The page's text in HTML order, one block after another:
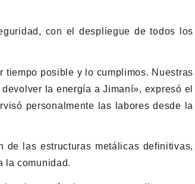
con el despliegue de todos los
tiempo posible y lo cumplimos. Nuestras
la energía a Jimaní», expresó el
personalmente las labores desde la
de las estructuras metálicas definitivas,
la comunidad.